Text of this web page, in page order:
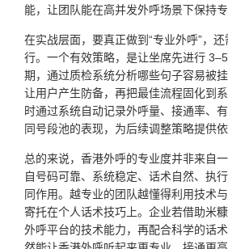
能，让团队能在高并发外呼场景下保持专
在实战层面，要真正做到“专业外呼”，
行。一个有效策略，是让坐席先进行
期，通过质检系统分析哪些句子容易被
让用户产生防备，再把最佳流程固化到
时通过系统自动记录外呼量、接通率、
同号段池的表现，为后续调整策略提供依
总的来说，香港外呼的专业度并非来自
自号码可靠、系统稳定、话术自然、执
同作用。越专业的团队越懂得利用技术
寄托在个人话术技巧上。企业若借助米
外呼平台的技术能力，再配合科学的话